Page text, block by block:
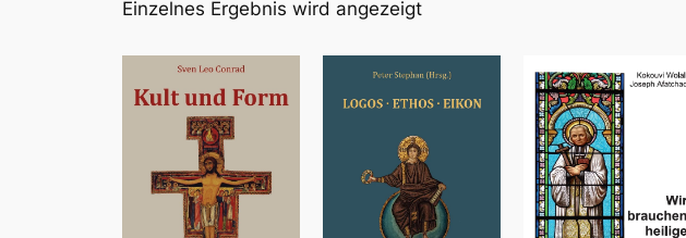
Einzelnes Ergebnis wird angezeigt